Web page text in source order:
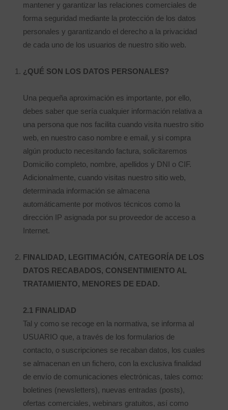
mantener y garantizar las relaciones comerciales de
forma seguridad mediante la protección de los datos
personales y garantizando el derecho a la privacidad
de cada uno de los usuarios de nuestro sitio web.
¿QUÉ SON LOS DATOS PERSONALES?
Una pequeña aproximación es importante, por ello,
debes saber que sería cualquier información relativa a
una persona que nos facilita cuando visita nuestro sitio
web, en nuestro caso nombre e email, y si compra
algún producto necesitando factura, solicitaremos
Domicilio completo, nombre, apellidos y DNI o CIF.
Adicionalmente, cuando visitas nuestro sitio web,
determinada información se almacena
automáticamente por motivos técnicos como la
dirección IP asignada por su proveedor de acceso a
Internet.
FINALIDAD, LEGITIMACIÓN, CATEGORÍA DE LOS
DATOS RECABADOS, CONSENTIMIENTO AL
TRATAMIENTO, MENORES DE EDAD.
2.1 FINALIDAD
Tal y como se recoge en la normativa, se informa al
USUARIO que, a través de los formularios de
contacto, o suscripciones se recaban datos, los cuales
se almacenan en un fichero, con la exclusiva finalidad
de envío de comunicaciones electrónicas, tales como:
boletines (newsletters), nuevas entradas (posts),
ofertas comerciales, webinars gratuitos, así como